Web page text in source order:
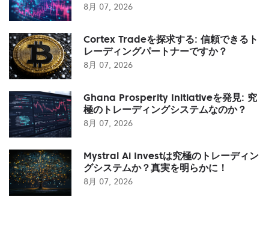
8月 07, 2026
Cortex Tradeを探求する: 信頼できるト
レーディングパートナーですか？
8月 07, 2026
Ghana Prosperity Initiativeを発見: 究
極のトレーディングシステムなのか？
8月 07, 2026
Mystral Ai Investは究極のトレーディン
グシステムか？真実を明らかに！
8月 07, 2026